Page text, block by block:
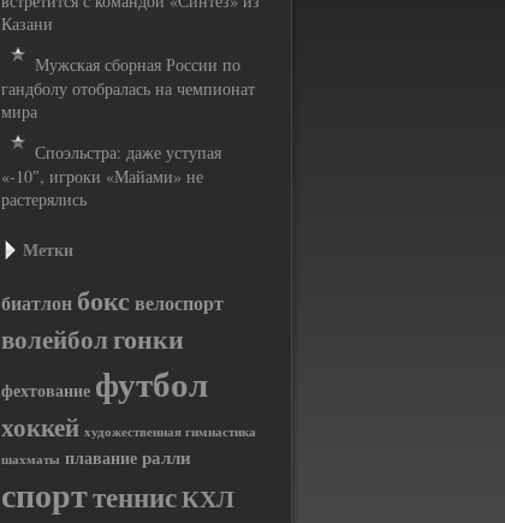
Казани
Мужская сборная России по
гандболу отобралась на чемпионат
мира
Споэльстра: даже уступая
«-10″, игроки «Майами» не
растерялись
Метки
биатлон бокс велоспорт
волейболгонки
фехтование футбол
хоккей художественная гимнастика
шахматы плавание ралли
спорттеннисКХЛ